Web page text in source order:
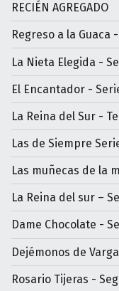
RECIÉN AGREGADO
Regreso a la Guaca
La Nieta Elegida -
El Encantador -
La Reina del Sur -
Las de Siempre
Las muñecas de la
La Reina del sur –
Dame Chocolate -
Dejémonos de
Rosario Tijeras -